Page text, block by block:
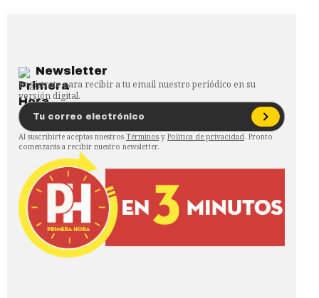
Newsletter
Regístrate para recibir a tu email nuestro periódico en su
versión digital.
Al suscribirte aceptas nuestros Términos y Política de privacidad. Pronto
comenzarás a recibir nuestro newsletter.